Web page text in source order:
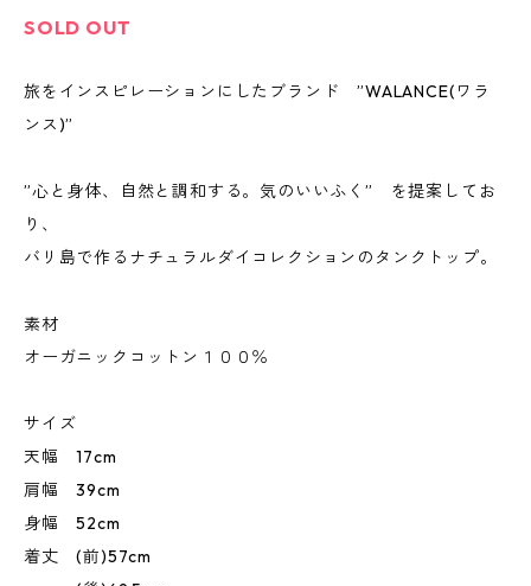
SOLD OUT
旅をインスピレーションにしたブランド ”WALANCE(ワラ
ンス)”
”心と身体、自然と調和する。気のいいふく” を提案してお
り、
バリ島で作るナチュラルダイコレクションのタンクトップ。
素材
オーガニックコットン１００％
サイズ
天幅 17cm
肩幅 39cm
身幅 52cm
着丈 (前)57cm